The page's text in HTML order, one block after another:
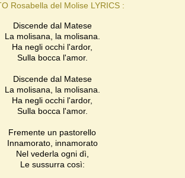
Rosabella del Molise LYRICS :
Discende dal Matese
La molisana, la molisana.
Ha negli occhi l'ardor,
Sulla bocca l'amor.
Discende dal Matese
La molisana, la molisana.
Ha negli occhi l'ardor,
Sulla bocca l'amor.
Fremente un pastorello
Innamorato, innamorato
Nel vederla ogni dì,
Le sussurra così: